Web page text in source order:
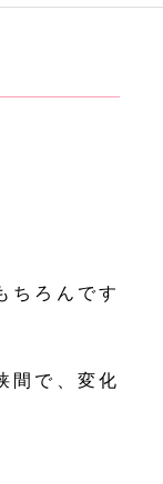
ちろんです
間で、変化